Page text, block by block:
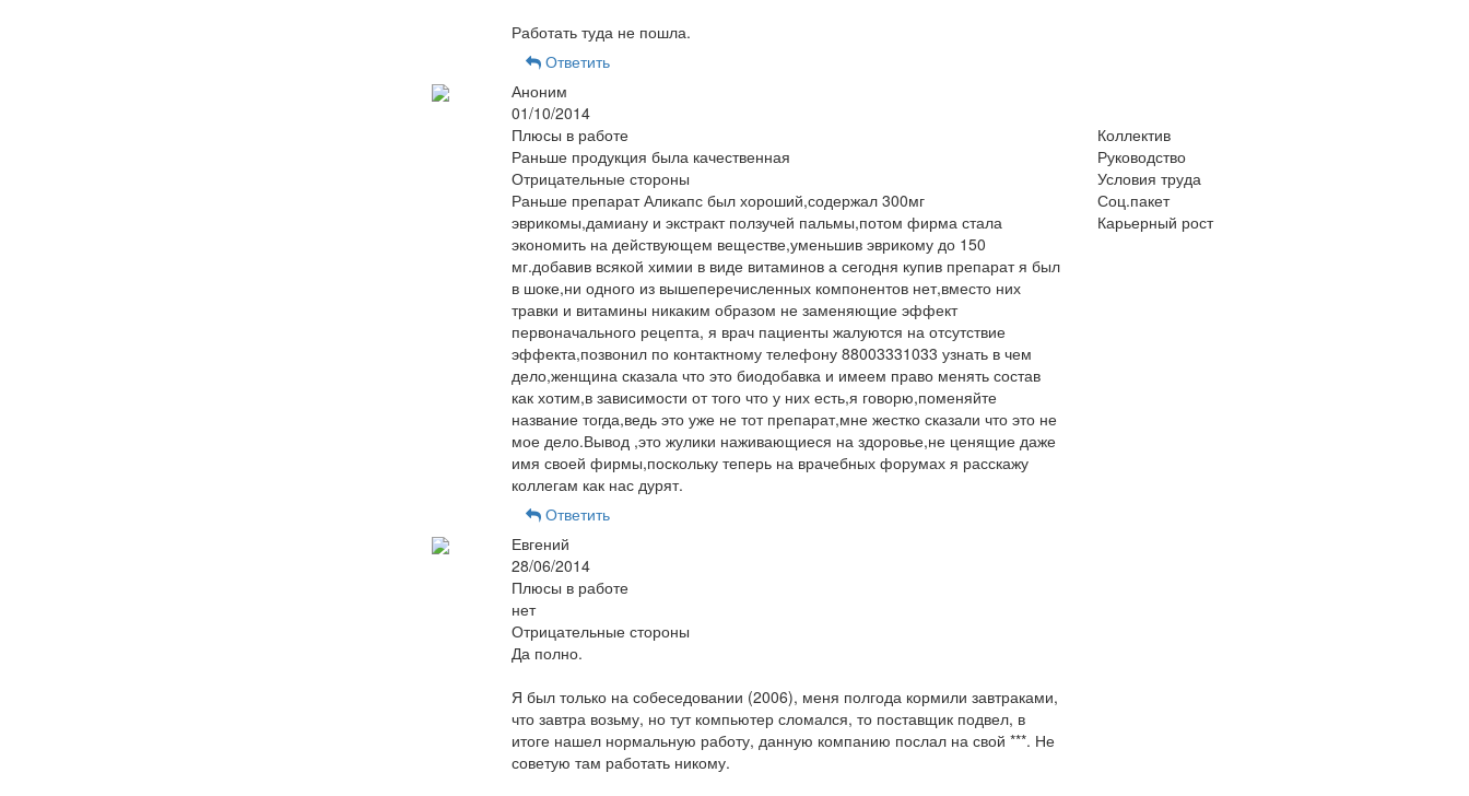
Работать туда не пошла.
Ответить
Аноним
01/10/2014
Плюсы в работе
Раньше продукция была качественная
Отрицательные стороны
Раньше препарат Аликапс был хороший,содержал 300мг
эврикомы,дамиану и экстракт ползучей пальмы,потом фирма стала
экономить на действующем веществе,уменьшив эврикому до 150
мг.добавив всякой химии в виде витаминов а сегодня купив препарат я был
в шоке,ни одного из вышеперечисленных компонентов нет,вместо них
травки и витамины никаким образом не заменяющие эффект
первоначального рецепта, я врач пациенты жалуются на отсутствие
эффекта,позвонил по контактному телефону 88003331033 узнать в чем
дело,женщина сказала что это биодобавка и имеем право менять состав
как хотим,в зависимости от того что у них есть,я говорю,поменяйте
название тогда,ведь это уже не тот препарат,мне жестко сказали что это не
мое дело.Вывод ,это жулики наживающиеся на здоровье,не ценящие даже
имя своей фирмы,поскольку теперь на врачебных форумах я расскажу
коллегам как нас дурят.
Коллектив
Руководство
Условия труда
Соц.пакет
Карьерный рост
Ответить
Евгений
28/06/2014
Плюсы в работе
нет
Отрицательные стороны
Да полно.
Я был только на собеседовании (2006), меня полгода кормили завтраками,
что завтра возьму, но тут компьютер сломался, то поставщик подвел, в
итоге нашел нормальную работу, данную компанию послал на свой ***. Не
советую там работать никому.